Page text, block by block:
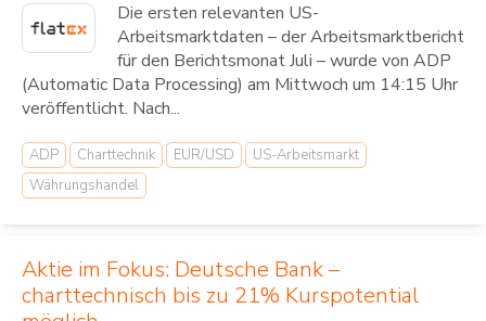
Die ersten relevanten US-
Arbeitsmarktdaten – der Arbeitsmarktbericht
für den Berichtsmonat Juli – wurde von ADP
(Automatic Data Processing) am Mittwoch um 14:15 Uhr
veröffentlicht. Nach...
ADP Charttechnik EUR/USD
US-Arbeitsmarkt
Währungshandel
Aktie im Fokus: Deutsche Bank –
charttechnisch bis zu 21% Kurspotential